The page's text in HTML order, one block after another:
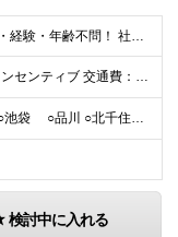
学歴・職歴・資格・性別・経験・年齢不問！ 社会人経験ゼロ、昼職経験ゼロでもご安心ください♪ 〈年功序列の完全撤廃〉 学歴、職歴、資格、経験など関係なく 頑張った分だけ正当に評価される。 だから昇格
月給30万円～50万円＋インセンティブ 交通費：全額支給 ※試用期間3ヶ月間は契約社員で月給25万円 ※研修先は、面談時にご相談させていただきます ☆昇給・昇格有 ☆インセンティブ有
■勤務地 ○新宿 ○渋谷 ○池袋 ○品川 ○北千住 ※あなたの経験やスキルに応じて研修先は、 面談時にてご相談させていただきます。 (変更の範囲)上記を除く当社関連勤務地 ■本社 東
検討中に入れる